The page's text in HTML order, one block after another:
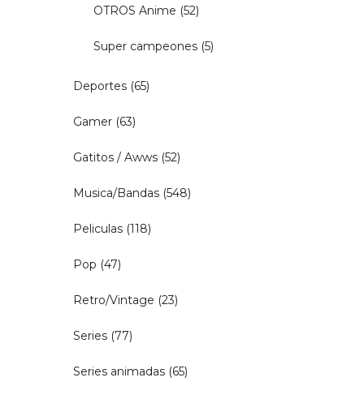
OTROS Anime (52)
Super campeones (5)
Deportes (65)
Gamer (63)
Gatitos / Awws (52)
Musica/Bandas (548)
Peliculas (118)
Pop (47)
Retro/Vintage (23)
Series (77)
Series animadas (65)